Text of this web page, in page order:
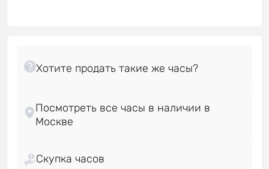
Посмотреть все часы в наличии в
Скупка часов